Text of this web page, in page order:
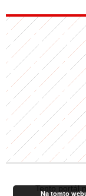
Tento portál
Na tomto